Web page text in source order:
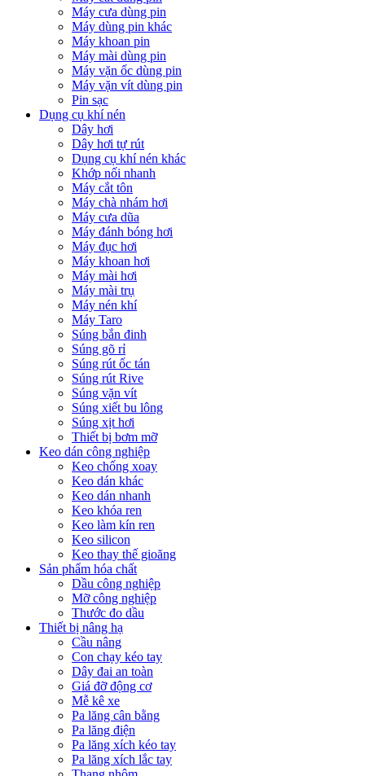
Máy cưa dùng pin
Máy dùng pin khác
Máy khoan pin
Máy mài dùng pin
Máy vặn ốc dùng pin
Máy vặn vít dùng pin
Pin sạc
Dụng cụ khí nén
Dây hơi
Dây hơi tự rút
Dụng cụ khí nén khác
Khớp nối nhanh
Máy cắt tôn
Máy chà nhám hơi
Máy cưa dũa
Máy đánh bóng hơi
Máy đục hơi
Máy khoan hơi
Máy mài hơi
Máy mài trụ
Máy nén khí
Máy Taro
Súng bắn đinh
Súng gõ rỉ
Súng rút ốc tán
Súng rút Rive
Súng vặn vít
Súng xiết bu lông
Súng xịt hơi
Thiết bị bơm mỡ
Keo dán công nghiệp
Keo chống xoay
Keo dán khác
Keo dán nhanh
Keo khóa ren
Keo làm kín ren
Keo silicon
Keo thay thế gioăng
Sản phẩm hóa chất
Dầu công nghiệp
Mỡ công nghiệp
Thước đo dầu
Thiết bị nâng hạ
Cầu nâng
Con chạy kéo tay
Dây đai an toàn
Giá đỡ động cơ
Mễ kê xe
Pa lăng cân bằng
Pa lăng điện
Pa lăng xích kéo tay
Pa lăng xích lắc tay